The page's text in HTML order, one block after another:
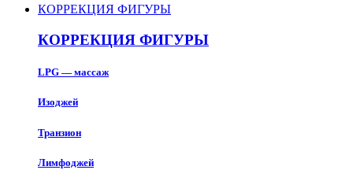
КОРРЕКЦИЯ ФИГУРЫ
КОРРЕКЦИЯ ФИГУРЫ
LPG — массаж
Изоджей
Транзион
Лимфоджей